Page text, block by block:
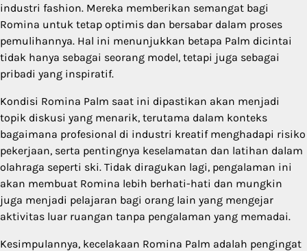
industri fashion. Mereka memberikan semangat bagi
Romina untuk tetap optimis dan bersabar dalam proses
pemulihannya. Hal ini menunjukkan betapa Palm dicintai
tidak hanya sebagai seorang model, tetapi juga sebagai
pribadi yang inspiratif.
Kondisi Romina Palm saat ini dipastikan akan menjadi
topik diskusi yang menarik, terutama dalam konteks
bagaimana profesional di industri kreatif menghadapi risiko
pekerjaan, serta pentingnya keselamatan dan latihan dalam
olahraga seperti ski. Tidak diragukan lagi, pengalaman ini
akan membuat Romina lebih berhati-hati dan mungkin
juga menjadi pelajaran bagi orang lain yang mengejar
aktivitas luar ruangan tanpa pengalaman yang memadai.
Kesimpulannya, kecelakaan Romina Palm adalah pengingat